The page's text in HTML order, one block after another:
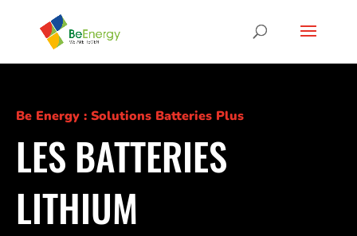
Be Energy : Solutions Batteries Plus
LES BATTERIES
LITHIUM